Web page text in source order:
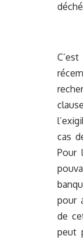
cas
Pour
pour
de
peut